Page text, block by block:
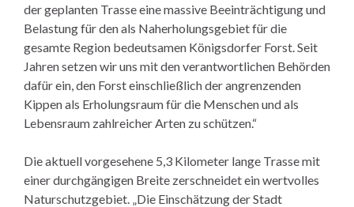
der geplanten Trasse eine massive Beeinträchtigung und
Belastung für den als Naherholungsgebiet für die
gesamte Region bedeutsamen Königsdorfer Forst. Seit
Jahren setzen wir uns mit den verantwortlichen Behörden
dafür ein, den Forst einschließlich der angrenzenden
Kippen als Erholungsraum für die Menschen und als
Lebensraum zahlreicher Arten zu schützen.“
Die aktuell vorgesehene 5,3 Kilometer lange Trasse mit
einer durchgängigen Breite zerschneidet ein wertvolles
Naturschutzgebiet. „Die Einschätzung der Stadt